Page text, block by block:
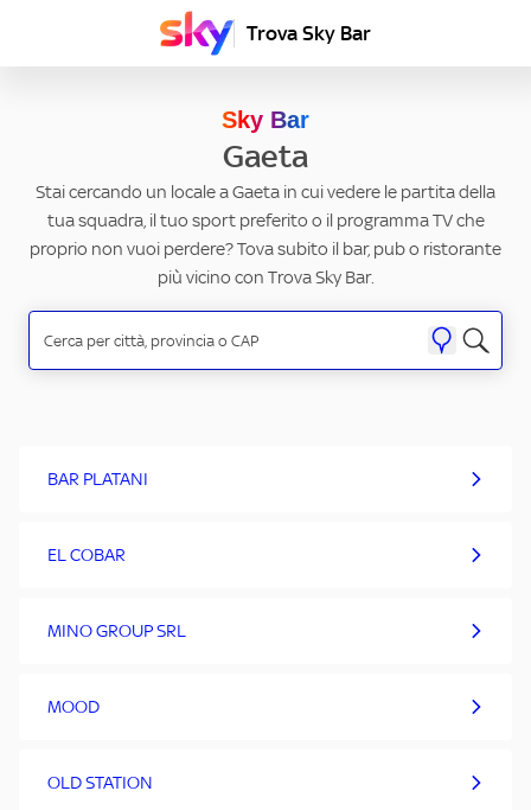
Trova Sky Bar
Sky Bar
Gaeta
Stai cercando un locale a Gaeta in cui vedere le partita della
tua squadra, il tuo sport preferito o il programma TV che
proprio non vuoi perdere? Tova subito il bar, pub o ristorante
più vicino con Trova Sky Bar.
BAR PLATANI
EL COBAR
MINO GROUP SRL
MOOD
OLD STATION